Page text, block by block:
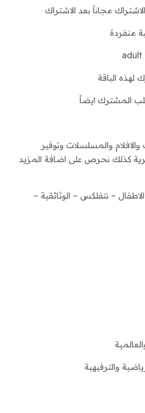
مجاناً بعد الاشتراك
منفردة
الباقة
المشترك ايضاً
والمسلسلات وتوفير
كذلك نحرص على اضافة المزيد
– نتفلكس – الوثائقية –